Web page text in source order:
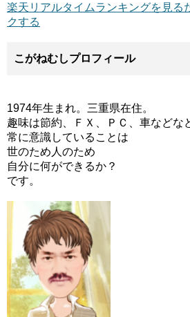
楽天リアルタイムランキングを見る
クする
こがねむしプロフィール
1974年生まれ。三重県在住。
趣味は節約、ＦＸ、ＰＣ、車などな
常に意識していることは
世のため人のため
自分に何ができるか？
です。